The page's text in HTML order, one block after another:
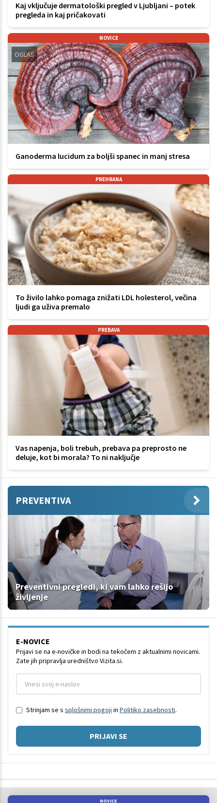
Kaj vključuje dermatološki pregled v Ljubljani – potek
pregleda in kaj pričakovati
NOVICE
OGLAS
Ganoderma lucidum za boljši spanec in manj stresa
PREHRANA
To živilo lahko pomaga znižati LDL holesterol, večina
ljudi ga uživa premalo
PREBAVA
Vas napenja, boli trebuh, prebava pa preprosto ne
deluje, kot bi morala? To ni naključje
PREVENTIVA
Preventivni pregledi, ki vam lahko rešijo
življenje
E-NOVICE
Prijavi se na e-novičke in bodi na tekočem z aktualnimi novicami.
Zate jih pripravlja uredništvo Vizita.si.
Strinjam se s splošnimi pogoji in Politiko zasebnosti.
PRIJAVI SE
NOVICE